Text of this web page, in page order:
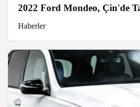
2022 Ford Mondeo, Çin'de
Haberler